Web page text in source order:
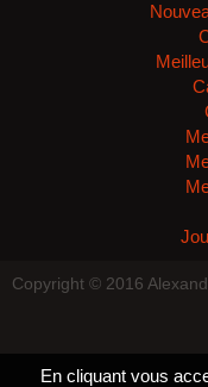
Copyright © 2016
En cliquant vous